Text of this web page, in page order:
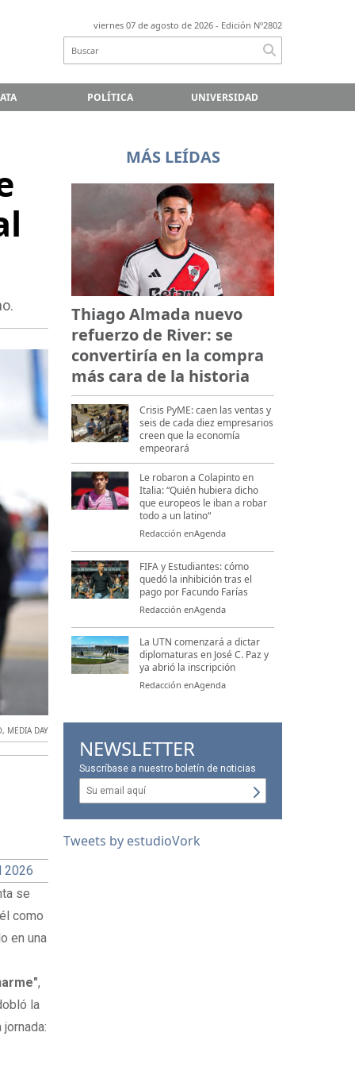
viernes 07 de agosto de 2026 - Edición Nº2802
POLÍTICA UNIVERSIDAD
, MEDIA DAY
2026
se
como
en una
,
la
MÁS LEÍDAS
Thiago Almada nuevo
refuerzo de River: se
convertiría en la compra
más cara de la historia
Crisis PyME: caen las ventas y
seis de cada diez empresarios
creen que la economía
empeorará
Le robaron a Colapinto en
Italia: “Quién hubiera dicho
que europeos le iban a robar
todo a un latino“
Redacción enAgenda
FIFA y Estudiantes: cómo
quedó la inhibición tras el
pago por Facundo Farías
Redacción enAgenda
La UTN comenzará a dictar
diplomaturas en José C. Paz y
ya abrió la inscripción
Redacción enAgenda
NEWSLETTER
Suscríbase a nuestro boletín de noticias
Tweets by estudioVork